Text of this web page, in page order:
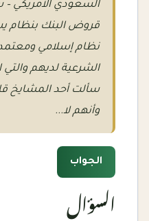
السعودي الأمريكي –
قروض البنك بنظام
نظام إسلامي ومعتمد
الشرعية لديهم والتي
سألت أحد المشايخ
وأنهم لا...
الجواب
السؤال